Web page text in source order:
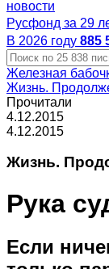
новости
Русфонд за 29
В 2026 году 885
Железная
Жизнь.
Прочитали
4.12.2015
4.12.2015
Жизнь.
Рука
Если